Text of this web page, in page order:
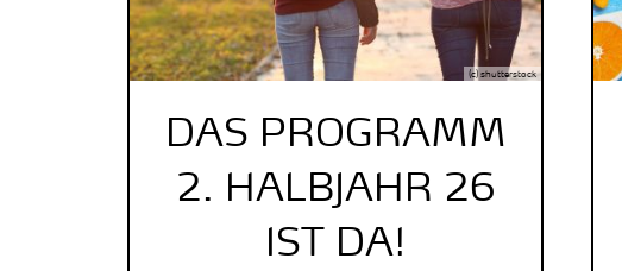
(c) shutterstock
DAS PROGRAMM
2. HALBJAHR 26
IST DA!